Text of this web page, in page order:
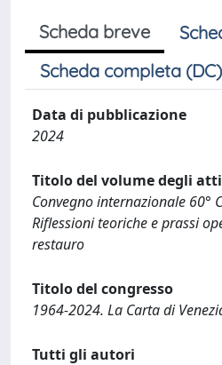
Scheda breve
Scheda completa (DC)
Data di pubblicazione
2024
Titolo del volume degli atti
Convegno internazionale 60°
Riflessioni teoriche e prassi
restauro
Titolo del congresso
1964-2024. La Carta di
Tutti gli autori